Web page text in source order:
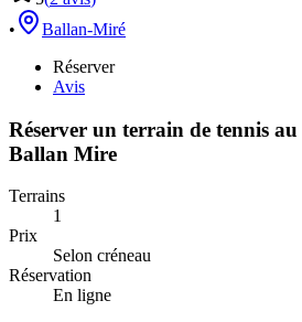
•
Ballan-Miré
Réserver
Avis
Réserver un terrain de tennis au
Ballan Mire
Terrains
1
Prix
Selon créneau
Réservation
En ligne